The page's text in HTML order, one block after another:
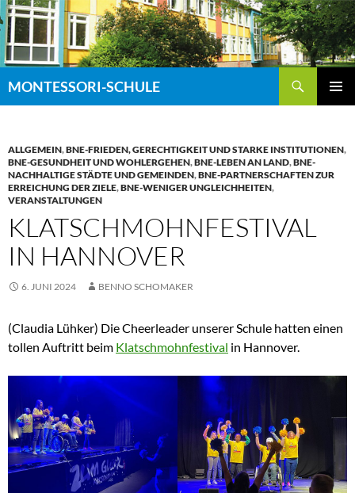
Zum
Inhalt
springen
MONTESSORI-SCHULE
ALLGEMEIN,BNE-FRIEDEN, GERECHTIGKEIT UND STARKE INSTITUTIONEN,
BNE-GESUNDHEIT UND WOHLERGEHEN,BNE-LEBEN AN LAND,BNE-
NACHHALTIGE STÄDTE UND GEMEINDEN,BNE-PARTNERSCHAFTEN ZUR
ERREICHUNG DER ZIELE,BNE-WENIGER UNGLEICHHEITEN,
VERANSTALTUNGEN
KLATSCHMOHNFESTIVAL
IN HANNOVER
6. JUNI 2024 BENNO SCHOMAKER
(Claudia Lühker) Die Cheerleader unserer Schule hatten einen
tollen Auftritt beim Klatschmohnfestival in Hannover.